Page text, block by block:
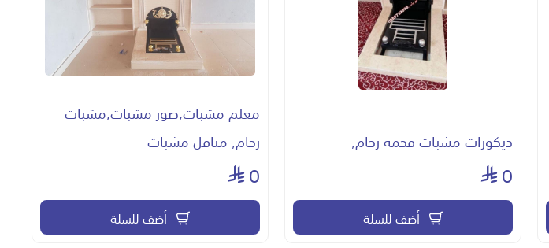
ديكورات مشبات فخمه رخام,
0
أضف للسلة
معلم مشبات,صور مشبات,مشبات
رخام, مناقل مشبات
0
أضف للسلة